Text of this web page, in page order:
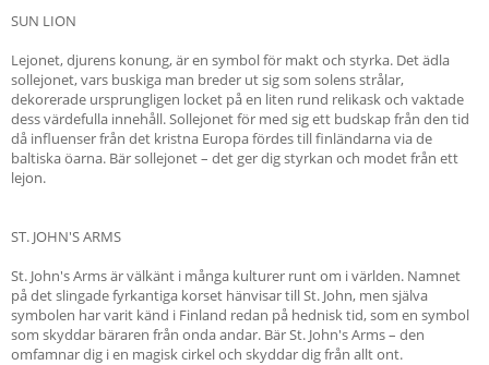
SUN LION
Lejonet, djurens konung, är en symbol för makt och styrka. Det ädla
sollejonet, vars buskiga man breder ut sig som solens strålar,
dekorerade ursprungligen locket på en liten rund relikask och vaktade
dess värdefulla innehåll. Sollejonet för med sig ett budskap från den tid
då influenser från det kristna Europa fördes till finländarna via de
baltiska öarna. Bär sollejonet – det ger dig styrkan och modet från ett
lejon.
ST. JOHN'S ARMS
St. John's Arms är välkänt i många kulturer runt om i världen. Namnet
på det slingade fyrkantiga korset hänvisar till St. John, men själva
symbolen har varit känd i Finland redan på hednisk tid, som en symbol
som skyddar bäraren från onda andar. Bär St. John's Arms – den
omfamnar dig i en magisk cirkel och skyddar dig från allt ont.